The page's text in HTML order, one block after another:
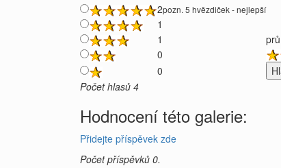
2pozn. 5 hvězdiček - nejlepší
1
1
0
0
Počet hlasů 4
Hodnocení této galerie:
Přidejte příspěvek zde
Počet příspěvků 0.